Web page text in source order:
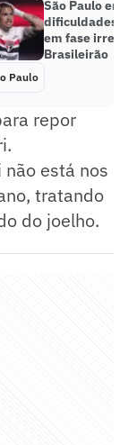
São Paulo
dificuldades
em fase
Brasileirão
Paulo
repor
está nos
tratando
do joelho.